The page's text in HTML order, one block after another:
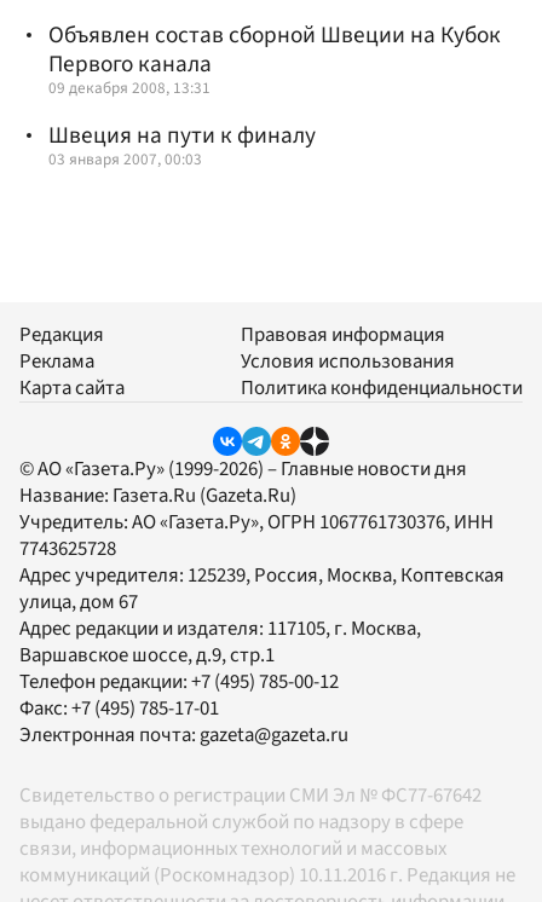
Объявлен состав сборной Швеции на Кубок
Первого канала
09 декабря 2008, 13:31
Швеция на пути к финалу
03 января 2007, 00:03
Редакция
Реклама
Карта сайта
Правовая информация
Условия использования
Политика конфиденциальности
© АО «Газета.Ру» (1999-2026) – Главные новости дня
Название: Газета.Ru (Gazeta.Ru)
Учредитель:АО «Газета.Ру», ОГРН 1067761730376, ИНН
7743625728
Адрес учредителя: 125239, Россия, Москва, Коптевская
улица, дом 67
Адрес редакции и издателя: 117105, г. Москва,
Варшавское шоссе, д.9, стр.1
Телефон редакции:+7 (495) 785-00-12
Факс:+7 (495) 785-17-01
Электронная почта: gazeta@gazeta.ru
Свидетельство о регистрации СМИ Эл № ФС77-67642
выдано федеральной службой по надзору в сфере
связи, информационных технологий и массовых
коммуникаций (Роскомнадзор) 10.11.2016 г. Редакция не